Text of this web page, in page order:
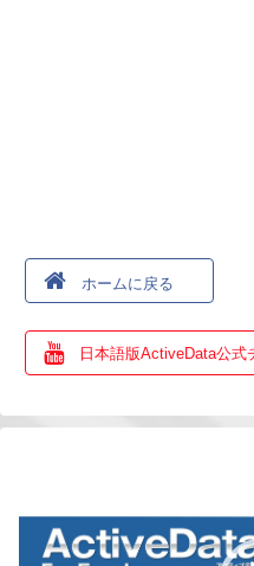
ホームに戻る
日本語版ActiveData公式
プ